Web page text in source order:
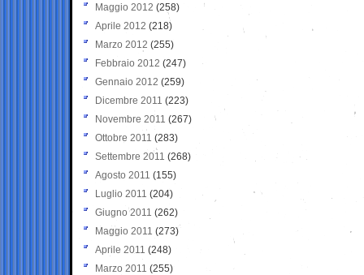
Maggio 2012 (258)
Aprile 2012 (218)
Marzo 2012 (255)
Febbraio 2012 (247)
Gennaio 2012 (259)
Dicembre 2011 (223)
Novembre 2011 (267)
Ottobre 2011 (283)
Settembre 2011 (268)
Agosto 2011 (155)
Luglio 2011 (204)
Giugno 2011 (262)
Maggio 2011 (273)
Aprile 2011 (248)
Marzo 2011 (255)